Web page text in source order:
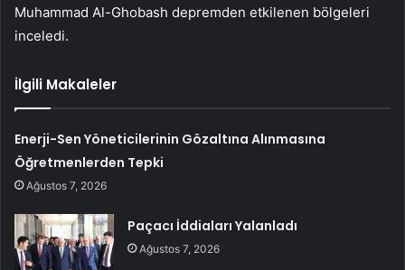
Muhammad Al-Ghobash depremden etkilenen bölgeleri
inceledi.
İlgili Makaleler
Enerji-Sen Yöneticilerinin Gözaltına Alınmasına
Öğretmenlerden Tepki
Ağustos 7, 2026
Paçacı İddiaları Yalanladı
Ağustos 7, 2026